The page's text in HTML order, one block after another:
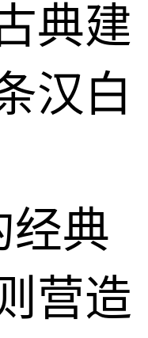
典建
汉白
经典
营造